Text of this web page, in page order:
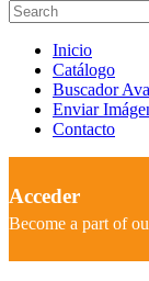
Inicio
Catálogo
Buscador
Enviar
Contacto
Acceder
Become a part of